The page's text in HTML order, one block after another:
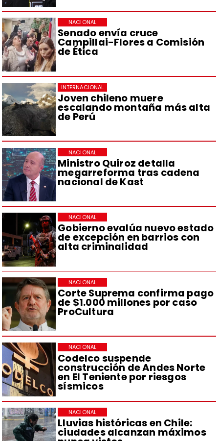
Senado envía cruce
Campillai-Flores a Comisión
de Ética
NACIONAL
Joven chileno muere
escalando montaña más alta
de Perú
INTERNACIONAL
Ministro Quiroz detalla
megarreforma tras cadena
nacional de Kast
NACIONAL
Gobierno evalúa nuevo estado
de excepción en barrios con
alta criminalidad
NACIONAL
Corte Suprema confirma pago
de $1.000 millones por caso
ProCultura
NACIONAL
Codelco suspende
construcción de Andes Norte
en El Teniente por riesgos
sísmicos
NACIONAL
Lluvias históricas en Chile:
ciudades alcanzan máximos
NACIONAL